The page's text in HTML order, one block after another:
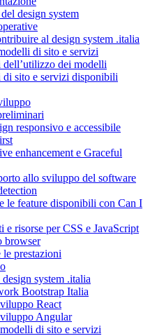
design system
al design system .italia
di sito e servizi
dell’utilizzo dei modelli
sito e servizi disponibili
responsivo e accessibile
enhancement e Graceful
allo sviluppo del software
le feature disponibili con Can I
e risorse per CSS e JavaScript
browser
prestazioni
system .italia
Bootstrap Italia
React
Angular
di sito e servizi